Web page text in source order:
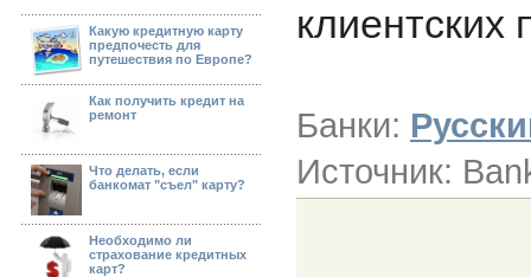
Какую кредитную карту
предпочесть для
путешествия по Европе?
Как получить кредит на
ремонт
Что делать, если
банкомат "съел" карту?
Необходимо ли
страхование кредитных
карт?
Банки:
Источник: